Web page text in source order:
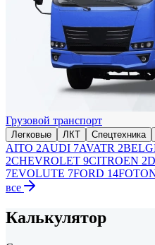
Грузовой транспорт
Легковые ЛКТ Спецтехника
AITO 2AUDI 7AVATR 2
2CHEVROLET 9CITROEN 2
7EVOLUTE 7FORD 14
все
Калькулятор